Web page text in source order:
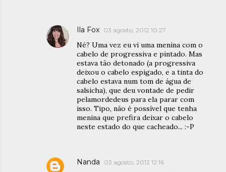
Ila Fox 03 agosto, 2012 10:27
Né? Uma vez eu vi uma menina com o
cabelo de progressiva e pintado. Mas
estava tão detonado (a progressiva
deixou o cabelo espigado, e a tinta do
cabelo estava num tom de água de
salsicha), que deu vontade de pedir
pelamordedeus para ela parar com
isso. Tipo, não é possível que tenha
menina que prefira deixar o cabelo
neste estado do que cacheado... :-P
Nanda 03 agosto, 2012 12:16